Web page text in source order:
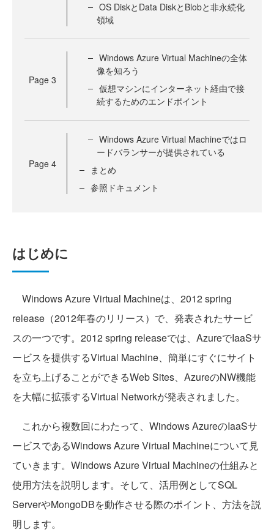
OS DiskとData DiskとBlobと非永続化
領域
Page 3
Windows Azure Virtual Machineの全体
像を知ろう
仮想マシンにインターネット経由で接
続するためのエンドポイント
Page 4
Windows Azure Virtual Machineではロ
ードバランサーが提供されている
まとめ
参照ドキュメント
はじめに
Windows Azure Virtual Machineは、2012 spring
release（2012年春のリリース）で、発表されたサービ
スの一つです。2012 spring releaseでは、AzureでIaaSサ
ービスを提供するVirtual Machine、簡単にすぐにサイト
を立ち上げることができるWeb Sites、AzureのNW機能
を大幅に拡張するVirtual Networkが発表されました。
これから複数回にわたって、Windows AzureのIaaSサ
ービスであるWindows Azure Virtual Machineについて見
ていきます。Windows Azure Virtual Machineの仕組みと
使用方法を説明します。そして、活用例としてSQL
ServerやMongoDBを動作させる際のポイント、方法を説
明します。